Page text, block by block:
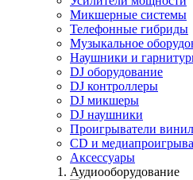
Микшерные системы
Телефонные гибриды
Музыкальное
Наушники и
DJ оборудование
DJ контроллеры
DJ микшеры
DJ наушники
Проигрыватели
СD и
Аксессуары
Аудиооборудование